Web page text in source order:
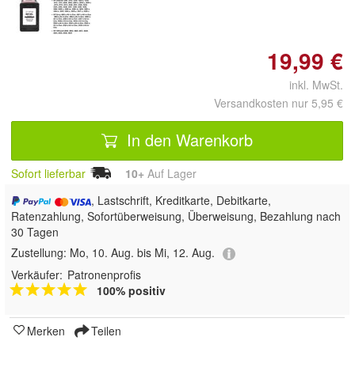
19,99 €
inkl. MwSt.
Versandkosten nur 5,95 €
In den Warenkorb
Sofort lieferbar 10+ Auf Lager
, Lastschrift, Kreditkarte, Debitkarte,
Ratenzahlung, Sofortüberweisung, Überweisung, Bezahlung nach
30 Tagen
Zustellung: Mo, 10. Aug. bis Mi, 12. Aug.
Verkäufer: Patronenprofis
100% positiv
Merken Teilen